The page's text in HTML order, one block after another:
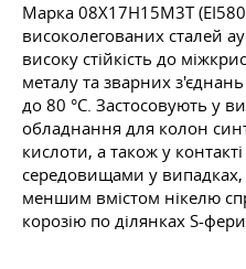
Марка 08Х17Н15М3Т
високолегованих сталей
високу стійкість до
металу та зварних
до 80 °C. Застосовують у
обладнання для колон
кислоти, а також у
середовищами у випадках,
меншим вмістом нікелю
корозію по ділянках S-